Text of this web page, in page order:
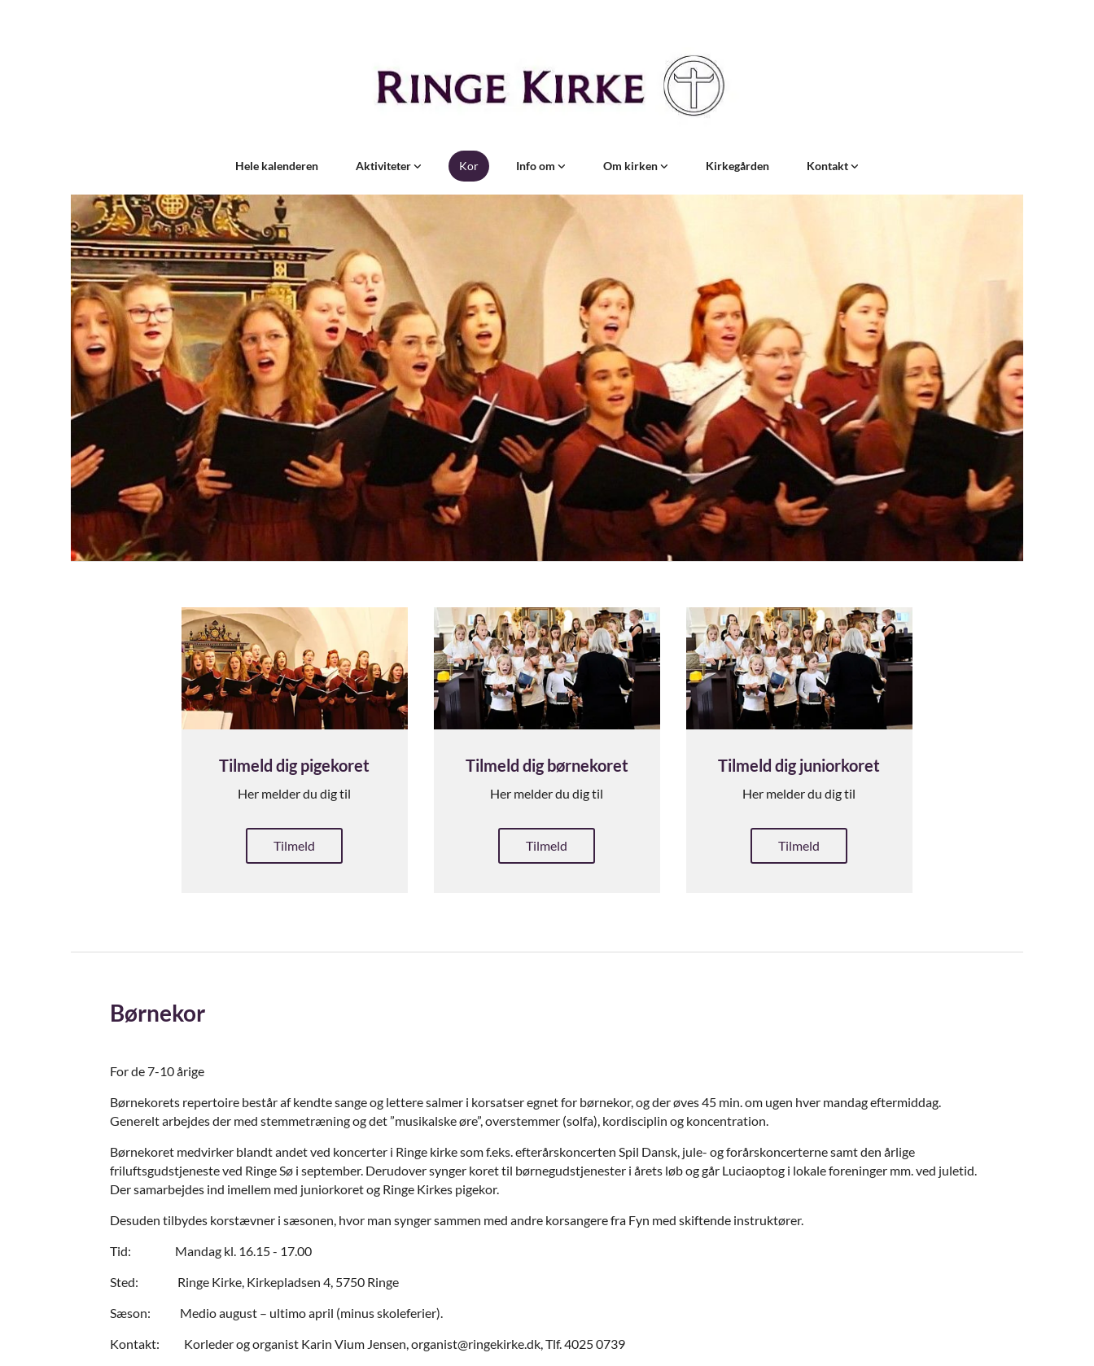
Hele kalenderen Aktiviteter Kor Info om Om kirken Kirkegården Kontakt
Tilmeld dig pigekoret
Her melder du dig til
Tilmeld
Tilmeld dig børnekoret
Her melder du dig til
Tilmeld
Tilmeld dig juniorkoret
Her melder du dig til
Tilmeld
Børnekor
For de 7-10 årige
Børnekorets repertoire består af kendte sange og lettere salmer i korsatser egnet for børnekor, og der øves 45 min. om ugen hver mandag eftermiddag.
Generelt arbejdes der med stemmetræning og det ”musikalske øre”, overstemmer (solfa), kordisciplin og koncentration.
Børnekoret medvirker blandt andet ved koncerter i Ringe kirke som f.eks. efterårskoncerten Spil Dansk, jule- og forårskoncerterne samt den årlige
friluftsgudstjeneste ved Ringe Sø i september. Derudover synger koret til børnegudstjenester i årets løb og går Luciaoptog i lokale foreninger mm. ved juletid.
Der samarbejdes ind imellem med juniorkoret og Ringe Kirkes pigekor.
Desuden tilbydes korstævner i sæsonen, hvor man synger sammen med andre korsangere fra Fyn med skiftende instruktører.
Tid: Mandag kl. 16.15 - 17.00
Sted: Ringe Kirke, Kirkepladsen 4, 5750 Ringe
Sæson: Medio august – ultimo april (minus skoleferier).
Kontakt: Korleder og organist Karin Vium Jensen, organist@ringekirke.dk, Tlf. 4025 0739